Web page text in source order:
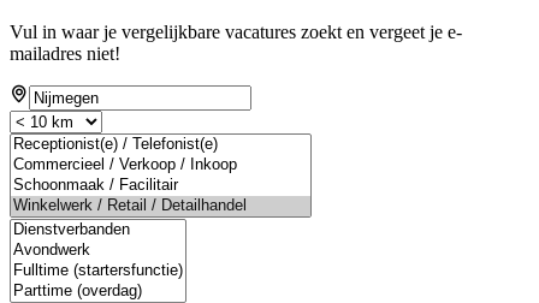
Vul in waar je vergelijkbare vacatures zoekt en vergeet je e-
mailadres niet!